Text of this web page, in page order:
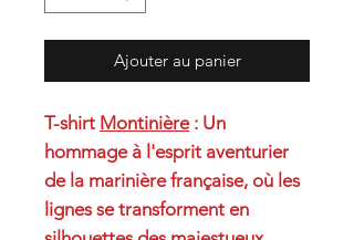
Ajouter au panier
T-shirt Montinière: Un
hommage à l'esprit aventurier
de la marinière française, où les
lignes se transforment en